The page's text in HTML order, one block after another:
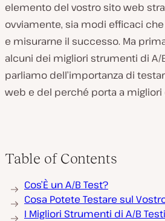
elemento del vostro sito web
ovviamente, sia modi efficaci
e misurarne il successo. Ma
alcuni dei migliori strumenti di A/
parliamo dell’importanza di
web e del perché porta a migliori
Table of Contents
Cos’È un A/B Test?
Cosa Potete Testare sul
I Migliori Strumenti di A/B